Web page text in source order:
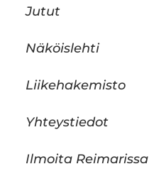
Jutut
Näköislehti
Liikehakemisto
Yhteystiedot
Ilmoita Reimarissa